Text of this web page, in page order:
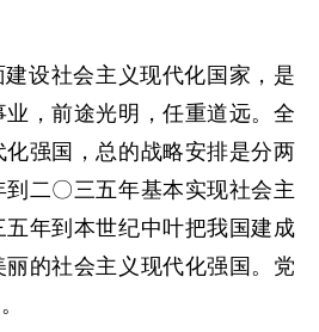
设社会主义现代化国家，是
，前途光明，任重道远。全
强国，总的战略安排是分两
二〇三五年基本实现社会主
五年到本世纪中叶把我国建成
的社会主义现代化强国。党